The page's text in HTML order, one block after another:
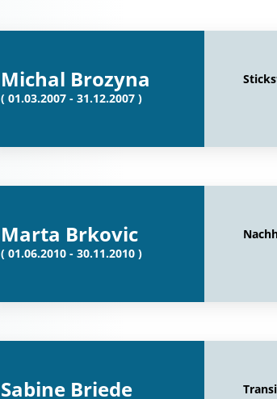
Michal Brozyna
( 01.03.2007 - 31.12.2007 )
Marta Brkovic
( 01.06.2010 - 30.11.2010 )
Sabine Briede